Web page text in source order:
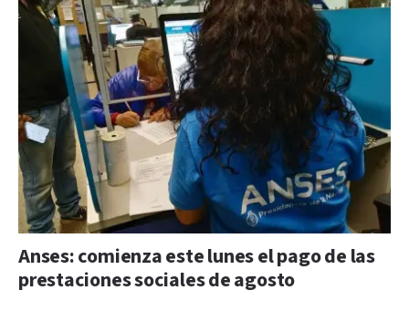
Anses: comienza este lunes el pago de las
prestaciones sociales de agosto